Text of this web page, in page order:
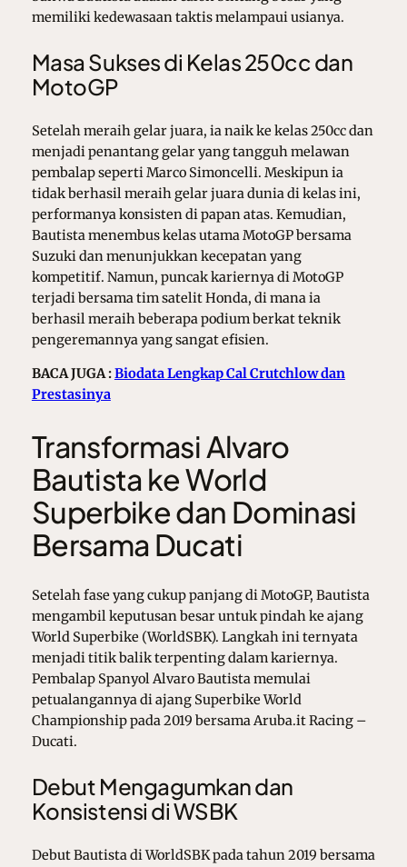
memiliki kedewasaan taktis melampaui usianya.
Masa Sukses di Kelas 250cc dan
MotoGP
Setelah meraih gelar juara, ia naik ke kelas 250cc dan
menjadi penantang gelar yang tangguh melawan
pembalap seperti Marco Simoncelli. Meskipun ia
tidak berhasil meraih gelar juara dunia di kelas ini,
performanya konsisten di papan atas. Kemudian,
Bautista menembus kelas utama MotoGP bersama
Suzuki dan menunjukkan kecepatan yang
kompetitif. Namun, puncak kariernya di MotoGP
terjadi bersama tim satelit Honda, di mana ia
berhasil meraih beberapa podium berkat teknik
pengeremannya yang sangat efisien.
BACA JUGA :Biodata Lengkap Cal Crutchlow dan
Prestasinya
Transformasi Alvaro
Bautista ke World
Superbike dan Dominasi
Bersama Ducati
Setelah fase yang cukup panjang di MotoGP, Bautista
mengambil keputusan besar untuk pindah ke ajang
World Superbike (WorldSBK). Langkah ini ternyata
menjadi titik balik terpenting dalam kariernya.
Pembalap Spanyol Alvaro Bautista memulai
petualangannya di ajang Superbike World
Championshippada 2019 bersama Aruba.it Racing –
Ducati.
Debut Mengagumkan dan
Konsistensi di WSBK
Debut Bautista di WorldSBK pada tahun 2019 bersama